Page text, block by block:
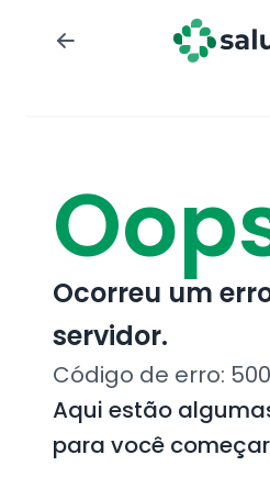
Ocorreu um
servidor.
Código de erro: 500
Aqui estão
para você